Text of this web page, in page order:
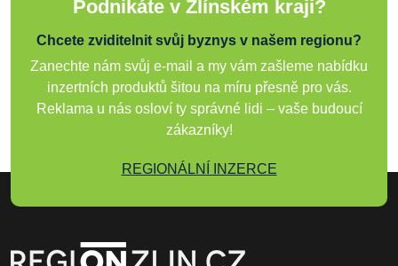
Podnikáte v Zlínském kraji?
Chcete zviditelnit svůj byznys v našem regionu?
Zanechte nám svůj e-mail a my vám zašleme nabídku
inzertních produktů šitou na míru přesně pro vás.
Reklama u nás osloví ty správné lidi – vaše budoucí
zákazníky!
REGIONÁLNÍ INZERCE